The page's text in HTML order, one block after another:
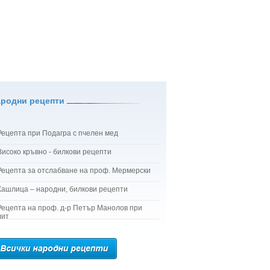
рецепти
при Подагра с пчелен мед
кръвно - билкови рецепти
за отслабване на проф. Мермерски
– народни, билкови рецепти
на проф. д-р Петър Манолов при